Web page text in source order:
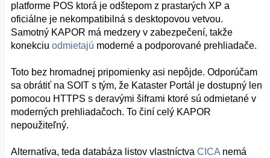
platforme POS ktorá je odštepom z prastarých XP a
oficiálne je nekompatibilná s desktopovou vetvou.
Samotný KAPOR má medzery v zabezpečení, takže
konekciuodmietajú moderné a podporované prehliadače.
Toto bez hromadnej pripomienky asi nepôjde. Odporúčam
sa obrátiť na SOIT s tým, že Kataster Portál je dostupný len
pomocou HTTPS s deravými šiframi ktoré sú odmietané v
moderných prehliadačoch. To činí celý KAPOR
nepoužiteľný.
Alternatíva, teda databáza listov vlastníctvaCICA nemá